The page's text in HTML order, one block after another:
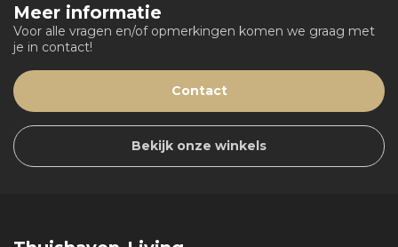
Meer informatie
Voor alle vragen en/of opmerkingen komen we graag met
je in contact!
Contact
Bekijk onze winkels